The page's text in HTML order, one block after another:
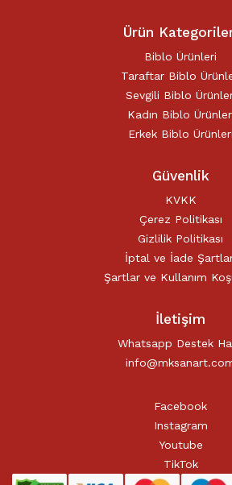
Ürün
Biblo Ürünleri
Taraftar Biblo
Sevgili Biblo
Kadın Biblo
Erkek Biblo Ürünleri
Güvenlik
KVKK
Çerez Politikası
Gizlilik Politikası
İptal ve İade
Şartlar ve Kullanım
İletişim
Whatsapp Destek
Facebook
Instagram
Youtube
TikTok